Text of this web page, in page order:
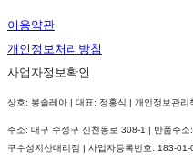
이용약관
개인정보처리방침
사업자정보확인
상호: 봉솔레아 | 대표: 정홍식 | 개인정보관
주소: 대구 수성구 신천동로 308-1 | 반품주
구수성지산대리점 | 사업자등록번호: 183-01-